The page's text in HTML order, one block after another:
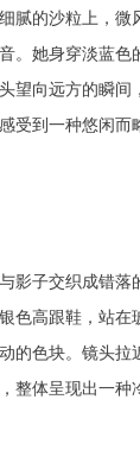
腻的沙粒上，微
。她身穿淡蓝色
望向远方的瞬间
受到一种悠闲而
影子交织成错落
色高跟鞋，站在
的色块。镜头拉
整体呈现出一种